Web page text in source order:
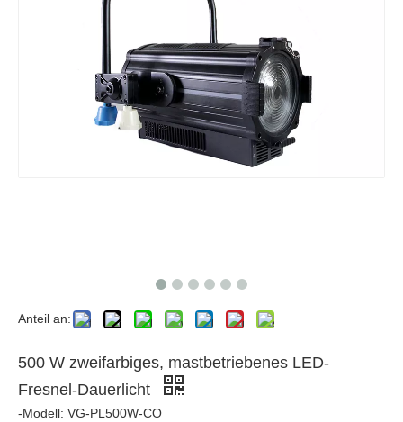
Anteil an:
500 W zweifarbiges, mastbetriebenes LED-
Fresnel-Dauerlicht
-Modell: VG-PL500W-CO